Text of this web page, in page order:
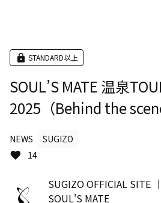
STANDARD以上
SOUL’S MATE 温泉
2025（Behind the
NEWS
SUGIZO
14
SUGIZO OFFICIAL SITE │
SOUL'S MATE